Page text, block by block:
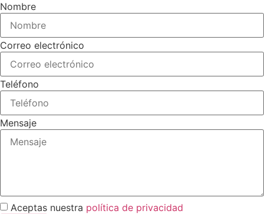
Nombre
Correo electrónico
Teléfono
Mensaje
Aceptas nuestra política de privacidad